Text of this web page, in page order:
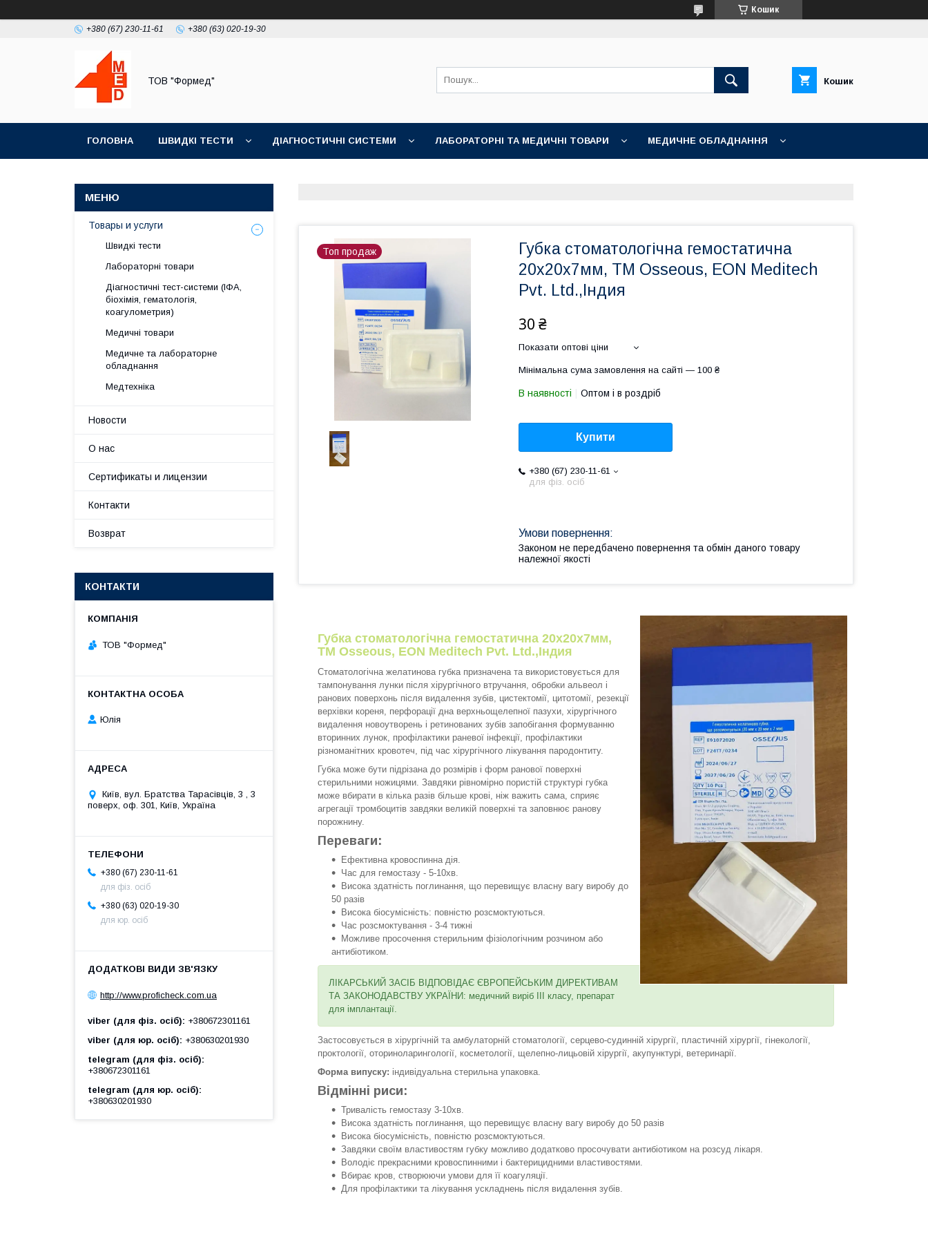
Кошик
+380 (67) 230-11-61 +380 (63) 020-19-30
ТОВ "Формед" Кошик
ГОЛОВНА ШВИДКІ ТЕСТИ ДІАГНОСТИЧНІ СИСТЕМИ ЛАБОРАТОРНІ ТА МЕДИЧНІ ТОВАРИ МЕДИЧНЕ ОБЛАДНАННЯ
Топ продаж
Губка стоматологічна гемостатична
20x20x7мм, TM Osseous, EON Meditech
Pvt. Ltd.,Індия
30 ₴
Показати оптові ціни
Мінімальна сума замовлення на сайті — 100 ₴
В наявності Оптом і в роздріб
Купити
+380 (67) 230-11-61
для фіз. осіб
Законом не передбачено повернення та обмін даного товару
належної якості
Губка стоматологічна гемостатична 20x20x7мм,
TM Osseous, EON Meditech Pvt. Ltd.,Індия
Стоматологічна желатинова губка призначена та використовується для
тампонування лунки після хірургічного втручання, обробки альвеол і
ранових поверхонь після видалення зубів, цистектомії, цитотомії, резекції
верхівки кореня, перфорації дна верхньощелепної пазухи, хірургічного
видалення новоутворень і ретинованих зубів запобігання формуванню
вторинних лунок, профілактики раневої інфекції, профілактики
різноманітних кровотеч, під час хірургічного лікування пародонтиту.
Губка може бути підрізана до розмірів і форм ранової поверхні
стерильними ножицями. Завдяки рівномірно пористій структурі губка
може вбирати в кілька разів більше крові, ніж важить сама, сприяє
агрегації тромбоцитів завдяки великій поверхні та заповнює ранову
порожнину.
Переваги:
Ефективна кровоспинна дія.
Час для гемостазу - 5-10хв.
Висока здатність поглинання, що перевищує власну вагу виробу до
50 разів
Висока біосумісність: повністю розсмоктуються.
Час розсмоктування - 3-4 тижні
Можливе просочення стерильним фізіологічним розчином або
антибіотиком.
ЛІКАРСЬКИЙ ЗАСІБ ВІДПОВІДАЄ ЄВРОПЕЙСЬКИМ ДИРЕКТИВАМ
ТА ЗАКОНОДАВСТВУ УКРАЇНИ: медичний виріб III класу, препарат
для імплантації.
Застосовується в хірургічній та амбулаторній стоматології, серцево-судинній хірургії, пластичній хірургії, гінекології,
проктології, оториноларингології, косметології, щелепно-лицьовій хірургії, акупунктурі, ветеринарії.
Форма випуску: індивідуальна стерильна упаковка.
Відмінні риси:
Тривалість гемостазу 3-10хв.
Висока здатність поглинання, що перевищує власну вагу виробу до 50 разів
Висока біосумісність, повністю розсмоктуються.
Завдяки своїм властивостям губку можливо додатково просочувати антибіотиком на розсуд лікаря.
Володіє прекрасними кровоспинними і бактерицидними властивостями.
Вбирає кров, створюючи умови для її коагуляції.
Для профілактики та лікування ускладнень після видалення зубів.
Товары и услуги
Швидкі тести
Лабораторні товари
Діагностичні тест-системи (ІФА,
біохімія, гематологія,
коагулометрия)
Медичні товари
Медичне та лабораторне
обладнання
Медтехніка
Новости
О нас
Сертификаты и лицензии
Контакти
Возврат
КОНТАКТИ
ТОВ "Формед"
Юлія
Київ, вул. Братства Тарасівців, 3 , 3
поверх, оф. 301, Київ, Україна
+380 (67) 230-11-61
для фіз. осіб
+380 (63) 020-19-30
для юр. осіб
http://www.proficheck.com.ua
viber (для фіз. осіб)
+380672301161
viber (для юр. осіб)
+380630201930
telegram (для фіз. осіб)
+380672301161
telegram (для юр. осіб)
+380630201930